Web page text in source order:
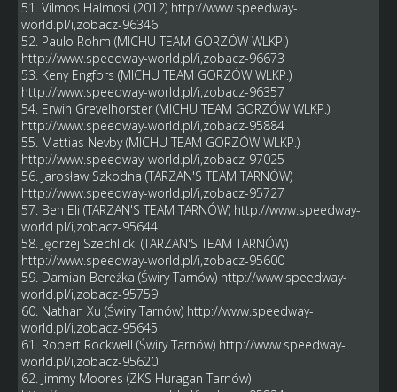
51. Vilmos Halmosi (2012) http://www.speedway-
world.pl/i,zobacz-96346
52. Paulo Rohm (MICHU TEAM GORZÓW WLKP.)
http://www.speedway-world.pl/i,zobacz-96673
53. Keny Engfors (MICHU TEAM GORZÓW WLKP.)
http://www.speedway-world.pl/i,zobacz-96357
54. Erwin Grevelhorster (MICHU TEAM GORZÓW WLKP.)
http://www.speedway-world.pl/i,zobacz-95884
55. Mattias Nevby (MICHU TEAM GORZÓW WLKP.)
http://www.speedway-world.pl/i,zobacz-97025
56. Jarosław Szkodna (TARZAN'S TEAM TARNÓW)
http://www.speedway-world.pl/i,zobacz-95727
57. Ben Eli (TARZAN'S TEAM TARNÓW) http://www.speedway-
world.pl/i,zobacz-95644
58. Jędrzej Szechlicki (TARZAN'S TEAM TARNÓW)
http://www.speedway-world.pl/i,zobacz-95600
59. Damian Bereżka (Świry Tarnów) http://www.speedway-
world.pl/i,zobacz-95759
60. Nathan Xu (Świry Tarnów) http://www.speedway-
world.pl/i,zobacz-95645
61. Robert Rockwell (Świry Tarnów) http://www.speedway-
world.pl/i,zobacz-95620
62. Jimmy Moores (ZKS Huragan Tarnów)